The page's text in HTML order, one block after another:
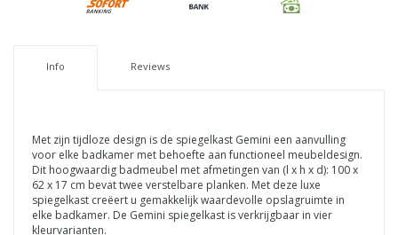
Info Reviews
Met zijn tijdloze design is de spiegelkast Gemini een aanvulling
voor elke badkamer met behoefte aan functioneel meubeldesign.
Dit hoogwaardig badmeubel met afmetingen van (l x h x d): 100 x
62 x 17 cm bevattwee verstelbare planken. Met deze luxe
spiegelkast creëert u gemakkelijk waardevolle opslagruimte in
elke badkamer. De Gemini spiegelkast is verkrijgbaar in vier
kleurvarianten.